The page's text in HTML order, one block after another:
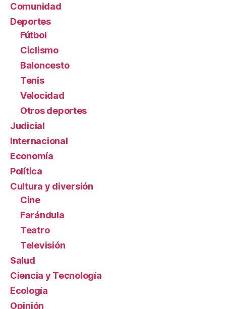
Comunidad
Deportes
Fútbol
Ciclismo
Baloncesto
Tenis
Velocidad
Otros deportes
Judicial
Internacional
Economía
Política
Cultura y diversión
Cine
Farándula
Teatro
Televisión
Salud
Ciencia y Tecnología
Ecología
Opinión